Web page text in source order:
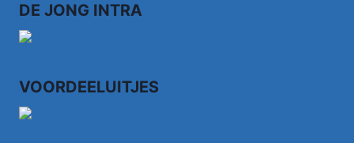
(1985)
DE JONG INTRA
VOORDEELUITJES